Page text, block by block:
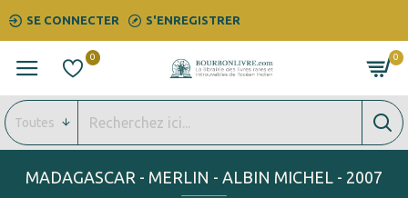
SE CONNECTER S'ENREGISTRER
0 0
Toutes
MADAGASCAR - MERLIN - ALBIN MICHEL - 2007